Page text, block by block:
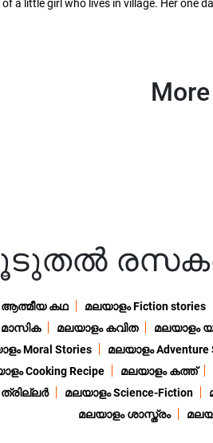
a little girl who lives in village. Her one
ആത്മീയ കഥ മലയാളം Fiction stories
മലയാളം കവിത മലയാളം
Moral Stories മലയാളം Adventure
Cooking Recipe മലയാളം കത്ത്
മലയാളം Science-Fiction
മലയാളം ശാസ്ത്രം